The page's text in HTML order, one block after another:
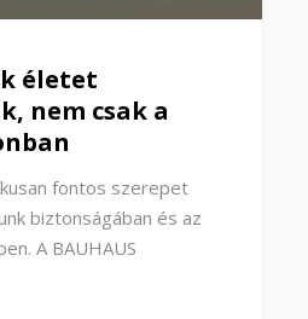
életet
nem csak a
fontos szerepet
biztonságában és az
A BAUHAUS